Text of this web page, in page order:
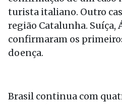
turista italiano. Outro
região Catalunha. Suíça,
confirmaram os
doença.
Brasil continua com